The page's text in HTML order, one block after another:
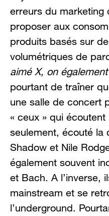
erreurs du marketing
proposer aux
produits basés sur
volumétriques de
aimé X, on
pourtant de traîner
une salle de concert
« ceux » qui
seulement, écouté la
Shadow et Nile
également souvent
et Bach. A l’inverse,
mainstream et se
l’underground.